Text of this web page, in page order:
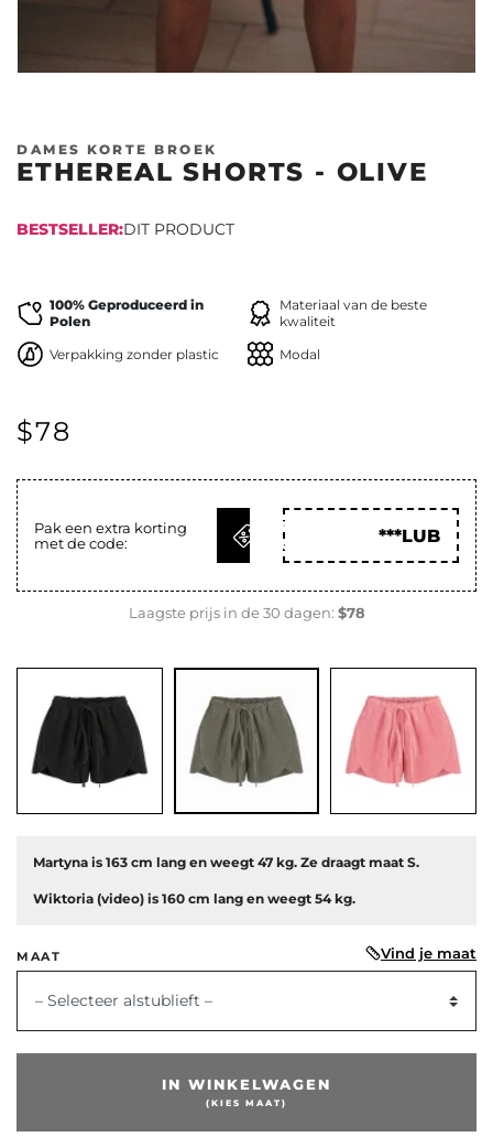
DAMES KORTE BROEK
ETHEREAL SHORTS - OLIVE
BESTSELLER:DIT PRODUCT
100% Geproduceerd in
Polen
Materiaal van de beste
kwaliteit
Verpakking zonder plastic
Modal
$78
Pak een extra korting
met de code:
KRIJG
CODE
***LUB
Laagste prijs in de 30 dagen: $78
Martyna is 163 cm lang en weegt 47 kg. Ze draagt maat S.
Wiktoria (video) is 160 cm lang en weegt 54 kg.
MAAT Vind je maat
– Selecteer alstublieft –
IN WINKELWAGEN
(KIES MAAT)